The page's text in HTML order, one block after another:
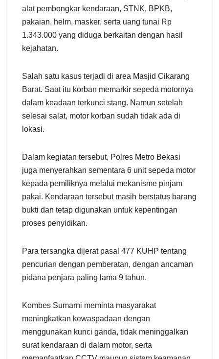
alat pembongkar kendaraan, STNK, BPKB,
pakaian, helm, masker, serta uang tunai Rp
1.343.000 yang diduga berkaitan dengan hasil
kejahatan.
Salah satu kasus terjadi di area Masjid Cikarang
Barat. Saat itu korban memarkir sepeda motornya
dalam keadaan terkunci stang. Namun setelah
selesai salat, motor korban sudah tidak ada di
lokasi.
Dalam kegiatan tersebut, Polres Metro Bekasi
juga menyerahkan sementara 6 unit sepeda motor
kepada pemiliknya melalui mekanisme pinjam
pakai. Kendaraan tersebut masih berstatus barang
bukti dan tetap digunakan untuk kepentingan
proses penyidikan.
Para tersangka dijerat pasal 477 KUHP tentang
pencurian dengan pemberatan, dengan ancaman
pidana penjara paling lama 9 tahun.
Kombes Sumarni meminta masyarakat
meningkatkan kewaspadaan dengan
menggunakan kunci ganda, tidak meninggalkan
surat kendaraan di dalam motor, serta